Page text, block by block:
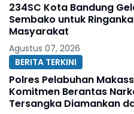
234SC Kota Bandung
Sembako untuk
Masyarakat
Agustus 07, 2026
BERITA TERKINI
Polres Pelabuhan
Komitmen Berantas
Tersangka Diamankan